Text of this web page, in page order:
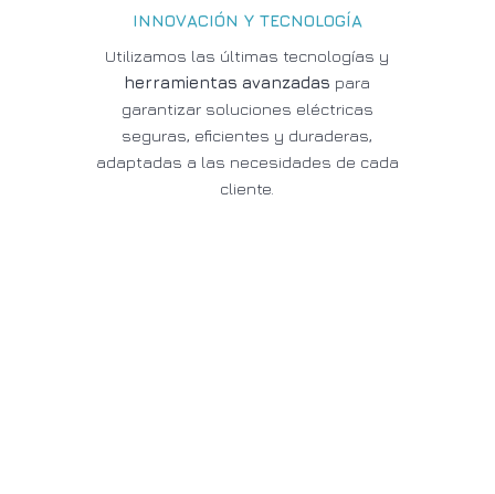
INNOVACIÓN Y TECNOLOGÍA
Utilizamos las últimas tecnologías y
herramientas avanzadas para
garantizar soluciones eléctricas
seguras, eficientes y duraderas,
adaptadas a las necesidades de cada
cliente.